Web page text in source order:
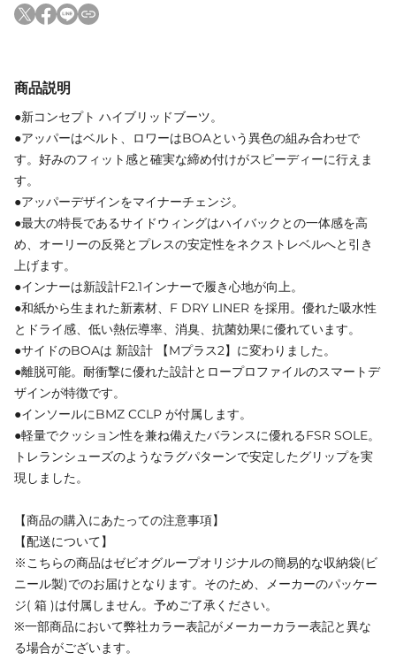
商品説明
●新コンセプト ハイブリッドブーツ。
●アッパーはベルト、ロワーはBOAという異色の組み合わせで
す。好みのフィット感と確実な締め付けがスピーディーに行えま
す。
●アッパーデザインをマイナーチェンジ。
●最大の特長であるサイドウィングはハイバックとの一体感を高
め、オーリーの反発とプレスの安定性をネクストレベルへと引き
上げます。
●インナーは新設計F2.1インナーで履き心地が向上。
●和紙から生まれた新素材、F DRY LINER を採用。優れた吸水性
とドライ感、低い熱伝導率、消臭、抗菌効果に優れています。
●サイドのBOAは 新設計 【Mプラス2】に変わりました。
●離脱可能。耐衝撃に優れた設計とロープロファイルのスマートデ
ザインが特徴です。
●インソールにBMZ CCLP が付属します。
●軽量でクッション性を兼ね備えたバランスに優れるFSR SOLE。
トレランシューズのようなラグパターンで安定したグリップを実
現しました。
【商品の購入にあたっての注意事項】
【配送について】
※こちらの商品はゼビオグループオリジナルの簡易的な収納袋(ビ
ニール製)でのお届けとなります。そのため、メーカーのパッケー
ジ( 箱 )は付属しません。予めご了承ください。
※一部商品において弊社カラー表記がメーカーカラー表記と異な
る場合がございます。